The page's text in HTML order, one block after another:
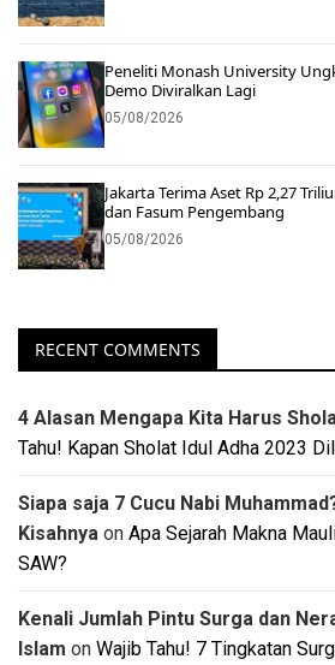
Peneliti Monash University
Demo Diviralkan Lagi
05/08/2026
Jakarta Terima Aset Rp 2,27
dan Fasum Pengembang
05/08/2026
RECENT COMMENTS
4 Alasan Mengapa Kita Harus
Tahu! Kapan Sholat Idul Adha 2023
Siapa saja 7 Cucu Nabi
Kisahnya on Apa Sejarah Makna
SAW?
Kenali Jumlah Pintu Surga dan
Islam on Wajib Tahu! 7 Tingkatan